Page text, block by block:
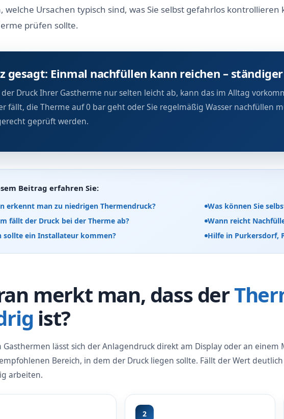
welche Ursachen typisch sind, was Sie selbst gefahrlos
prüfen sollte.
gesagt: Einmal nachfüllen kann reichen –
Druck Ihrer Gastherme nur selten leicht ab, kann das im Alltag
fällt, die Therme auf 0 bar geht oder Sie regelmäßig Wasser nachfüllen
geprüft werden.
Beitrag erfahren Sie:
erkennt man zu niedrigen Thermendruck?
Was können Sie
fällt der Druck bei der Therme ab?
Wann reicht
sollte ein Installateur kommen?
Hilfe in Purkersdorf,
merkt man, dass der
ist?
Gasthermen lässt sich der Anlagendruck direkt am Display oder an
Bereich, in dem der Druck liegen sollte. Fällt der Wert
arbeiten.
2